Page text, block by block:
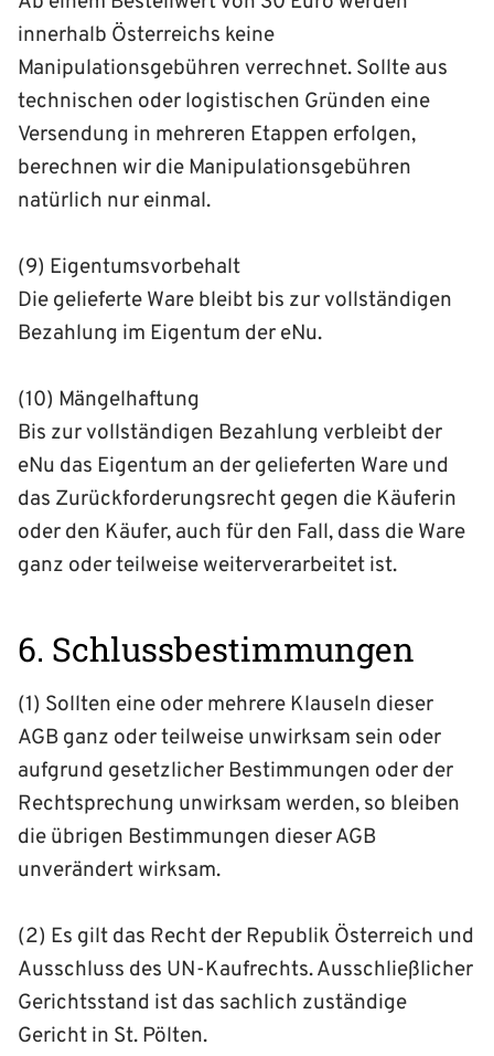
innerhalb Österreichs keine
Manipulationsgebühren verrechnet. Sollte aus
technischen oder logistischen Gründen eine
Versendung in mehreren Etappen erfolgen,
berechnen wir die Manipulationsgebühren
natürlich nur einmal.
(9) Eigentumsvorbehalt
Die gelieferte Ware bleibt bis zur vollständigen
Bezahlung im Eigentum der eNu.
(10) Mängelhaftung
Bis zur vollständigen Bezahlung verbleibt der
eNu das Eigentum an der gelieferten Ware und
das Zurückforderungsrecht gegen die Käuferin
oder den Käufer, auch für den Fall, dass die Ware
ganz oder teilweise weiterverarbeitet ist.
6. Schlussbestimmungen
(1) Sollten eine oder mehrere Klauseln dieser
AGB ganz oder teilweise unwirksam sein oder
aufgrund gesetzlicher Bestimmungen oder der
Rechtsprechung unwirksam werden, so bleiben
die übrigen Bestimmungen dieser AGB
unverändert wirksam.
(2) Es gilt das Recht der Republik Österreich und
Ausschluss des UN-Kaufrechts. Ausschließlicher
Gerichtsstand ist das sachlich zuständige
Gericht in St. Pölten.